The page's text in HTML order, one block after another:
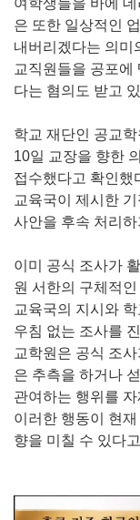
은 또한 일상적인
내버리겠다는 의미
교직원들을 공포에
다는 혐의도 받고
학교 재단인 공교
10일 교장을 향한
접수했다고 확인했
교육국이 제시한
사안을 후속 처리
이미 공식 조사가
원 서한의 구체적
교육국의 지시와
우침 없는 조사를
교학원은 공식 조
은 추측을 하거나
관여하는 행위를
이러한 행동이 현
향을 미칠 수 있다